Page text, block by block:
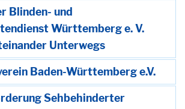
Blinden- und
Württemberg e. V.
Unterwegs
Baden-Württemberg e.V.
Sehbehinderter